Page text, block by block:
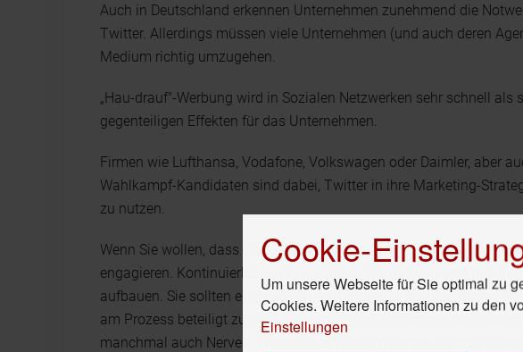
Auch in Deutschland erkennen Unternehmen zunehmend die
Twitter. Allerdings müssen viele Unternehmen (und auch deren
Medium richtig umzugehen.
„Hau-drauf"-Werbung wird in Sozialen Netzwerken sehr schnell als
gegenteiligen Effekten für das Unternehmen.
Firmen wie Lufthansa, Vodafone, Volkswagen oder Daimler, aber
Wahlkampf-Kandidaten sind dabei, Twitter in ihre Marketing-
zu nutzen.
Wenn Sie wollen, dass Twitter auch für Sie „funktioniert", müssen
engagieren. Kontinuierlich und persönlich. Sie müssen eine
aufbauen. Sie sollten erst zuhören und dann mitmachen. Geben Sie
am Prozess beteiligt zu sein, sich einbringen zu können. Das
manchmal auch Nerven. Wenn Sie es richtig machen, kommt früher
Cookie-
Um unsere Webseite für Sie optimal zu
Cookies. Weitere Informationen zu den
Einstellungen